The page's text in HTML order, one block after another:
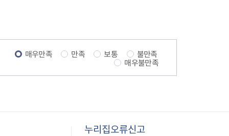
매우만족 만족 보통
불만족
매우불만족
누리집오류신고